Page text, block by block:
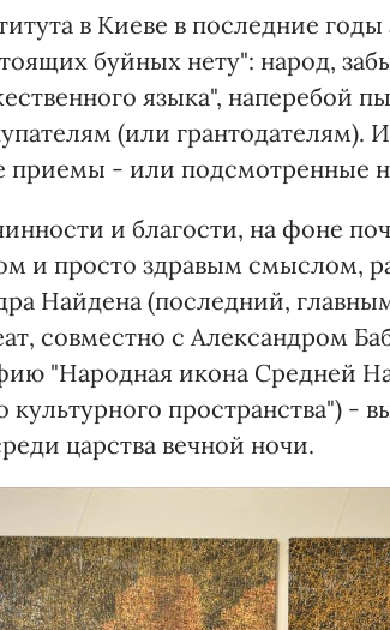
в Киеве в последние
буйных нету": народ,
языка", наперебой
(или грантодателям).
приемы - или подсмотренные
и благости, на фоне
и просто здравым смыслом,
Найдена (последний,
совместно с Александром
"Народная икона Средней
культурного пространства") -
царства вечной ночи.